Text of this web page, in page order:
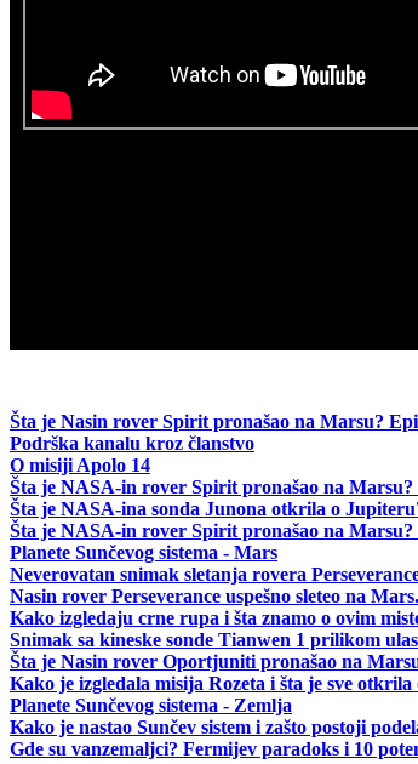
Šta je Nasin rover Spirit pronašao na Marsu?
Podrška kanalu kroz članstvo
O misiji Apolo 14
Šta je NASA-in rover Spirit pronašao na Marsu?
Šta je NASA-ina sonda Junona otkrila o
Šta je NASA-in rover Spirit pronašao na Marsu?
Planete Sunčevog sistema - Mars
Neverovatan snimak sletanja rovera
Nasin rover Perseverance uspešno sleteo na
Kako izgledaju crne rupa i šta znamo o ovim
Snimak sa kineske sonde Tianwen 1 prilikom
Šta je Nasin rover Oportjuniti pronašao na
Kako je izgledala misija Rozeta i šta je sve
Planete Sunčevog sistema - Zemlja
Kako je nastao Sunčev sistem i zašto postoji
Gde su vanzemaljci? Fermijev paradoks i 10